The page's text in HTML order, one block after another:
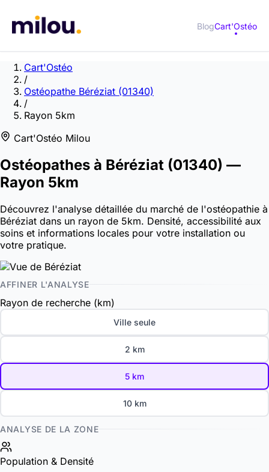
BlogCart'Ostéo
Cart'Ostéo
/
Ostéopathe Béréziat (01340)
/
Rayon 5km
Cart'Ostéo Milou
Ostéopathes à Béréziat (01340) —
Rayon 5km
Découvrez l'analyse détaillée du marché de l'ostéopathie à
Béréziat dans un rayon de 5km. Densité, accessibilité aux
soins et informations locales pour votre installation ou
votre pratique.
AFFINER L'ANALYSE
Rayon de recherche (km)
Ville seule
2 km
5 km
10 km
ANALYSE DE LA ZONE
Population & Densité